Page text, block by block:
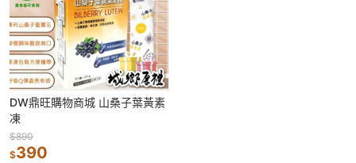
DW鼎旺購物商城 山桑子葉黃素
凍
$890
$390